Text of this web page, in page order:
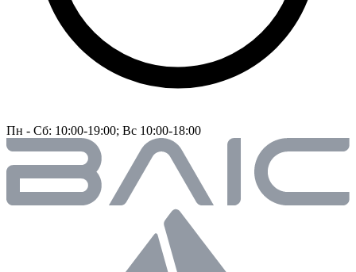
Пн - Сб: 10:00-19:00; Вс 10:00-18:00